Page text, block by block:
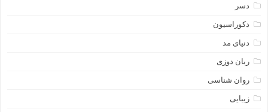
دسر
دکوراسیون
دنیای مد
ربان دوزی
روان شناسی
زیبایی